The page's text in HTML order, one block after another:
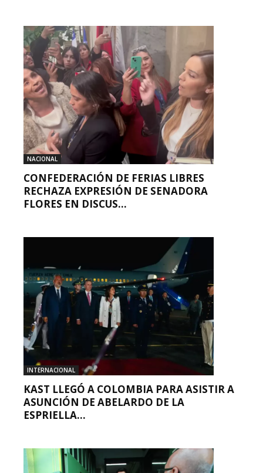
NACIONAL
CONFEDERACIÓN DE FERIAS LIBRES
RECHAZA EXPRESIÓN DE SENADORA
FLORES EN DISCUS...
INTERNACIONAL
KAST LLEGÓ A COLOMBIA PARA ASISTIR A
ASUNCIÓN DE ABELARDO DE LA
ESPRIELLA...